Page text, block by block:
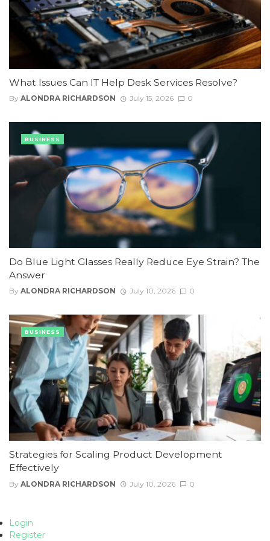
What Issues Can IT Help Desk Services Resolve?
By ALONDRA RICHARDSON July 15, 2026 0
Do Blue Light Glasses Really Reduce Eye Strain? The
Answer
By ALONDRA RICHARDSON July 10, 2026 0
BUSINESS
Strategies for Scaling Product Development
Effectively
By ALONDRA RICHARDSON July 10, 2026 0
BUSINESS
Login
Register